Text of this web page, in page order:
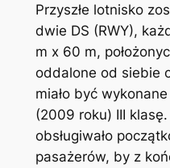
Przyszłe lotnisko
dwie DS (RWY),
m x 60 m,
oddalone od siebie
miało być
(2009 roku) III
obsługiwało
pasażerów, by z